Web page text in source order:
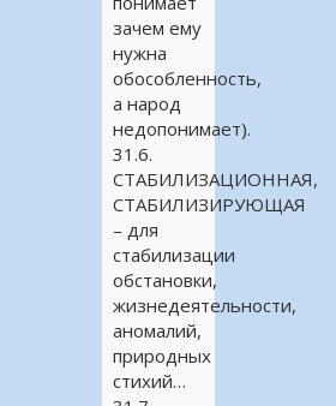
зачем ему
нужна
обособленность,
а народ
недопонимает).
31.6.
СТАБИЛИЗАЦИОННАЯ,
СТАБИЛИЗИРУЮЩАЯ
– для
стабилизации
обстановки,
жизнедеятельности,
аномалий,
природных
стихий…